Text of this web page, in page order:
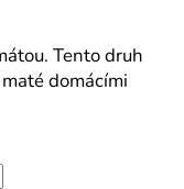
Tento druh
domácími